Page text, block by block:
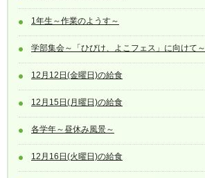
1年生～作業のようす～
学部集会～「ひびけ、よこフェス」に向けて～
12月12日(金曜日)の給食
12月15日(月曜日)の給食
各学年～昼休み風景～
12月16日(火曜日)の給食